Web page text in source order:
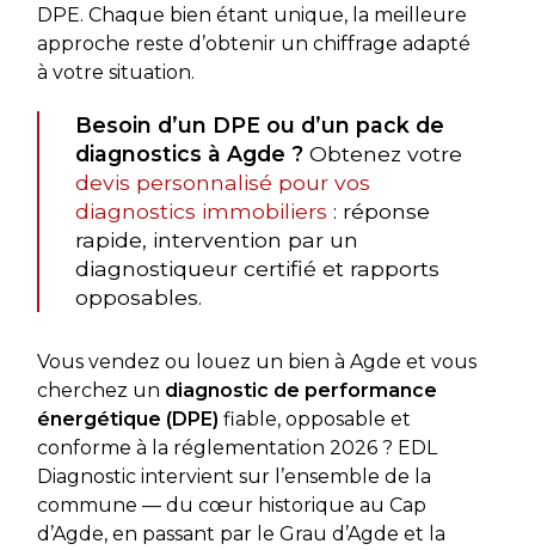
DPE. Chaque bien étant unique, la meilleure
approche reste d’obtenir un chiffrage adapté
à votre situation.
Besoin d’un DPE ou d’un pack de
diagnostics à Agde ?Obtenez votre
devis personnalisé pour vos
diagnostics immobiliers : réponse
rapide, intervention par un
diagnostiqueur certifié et rapports
opposables.
Vous vendez ou louez un bien à Agde et vous
cherchez un diagnostic de performance
énergétique (DPE) fiable, opposable et
conforme à la réglementation 2026 ? EDL
Diagnostic intervient sur l’ensemble de la
commune — du cœur historique au Cap
d’Agde, en passant par le Grau d’Agde et la